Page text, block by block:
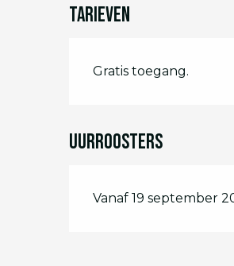
Tarieven
Gratis toegang.
Uurroosters
Vanaf 19 september